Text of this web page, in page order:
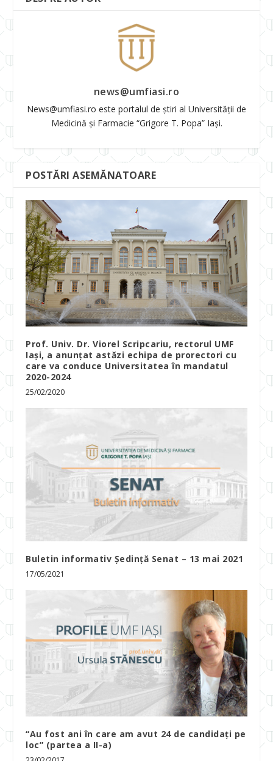
news@umfiasi.ro
News@umfiasi.ro este portalul de știri al Universității de
Medicină și Farmacie “Grigore T. Popa” Iași.
POSTĂRI ASEMĂNATOARE
Prof. Univ. Dr. Viorel Scripcariu, rectorul UMF
Iași, a anunțat astăzi echipa de prorectori cu
care va conduce Universitatea în mandatul
2020-2024
25/02/2020
Buletin informativ Ședință Senat – 13 mai 2021
17/05/2021
“Au fost ani în care am avut 24 de candidați pe
loc” (partea a II-a)